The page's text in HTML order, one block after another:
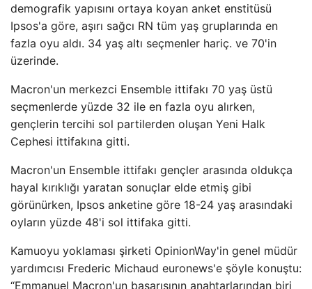
demografik yapısını ortaya koyan anket enstitüsü
Ipsos'a göre, aşırı sağcı RN tüm yaş gruplarında en
fazla oyu aldı. 34 yaş altı seçmenler hariç. ve 70'in
üzerinde.
Macron'un merkezci Ensemble ittifakı 70 yaş üstü
seçmenlerde yüzde 32 ile en fazla oyu alırken,
gençlerin tercihi sol partilerden oluşan Yeni Halk
Cephesi ittifakına gitti.
Macron'un Ensemble ittifakı gençler arasında oldukça
hayal kırıklığı yaratan sonuçlar elde etmiş gibi
görünürken, Ipsos anketine göre 18-24 yaş arasındaki
oyların yüzde 48'i sol ittifaka gitti.
Kamuoyu yoklaması şirketi OpinionWay'in genel müdür
yardımcısı Frederic Michaud euronews'e şöyle konuştu:
“Emmanuel Macron'un başarısının anahtarlarından biri